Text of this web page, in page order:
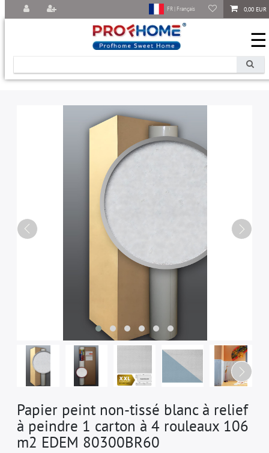
0,00 EUR
FR | Français
☰
Papier peint non-tissé blanc à relief
à peindre 1 carton à 4 rouleaux 106
m2 EDEM 80300BR60